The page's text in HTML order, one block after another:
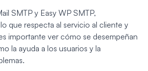
SMTP y Easy WP SMTP,
que respecta al servicio al cliente y
importante ver cómo se desempeñan
la ayuda a los usuarios y la